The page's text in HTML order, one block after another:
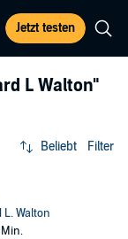
Jetzt testen
L Walton"
Beliebt Filter
L. Walton